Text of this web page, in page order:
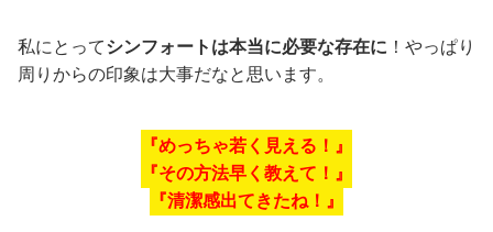
私にとってシンフォートは本当に必要な存在に ！ やっぱり
周りからの印象は大事だなと思います。
『めっちゃ若く見える！』
『その方法早く教えて！』
『清潔感出てきたね！』